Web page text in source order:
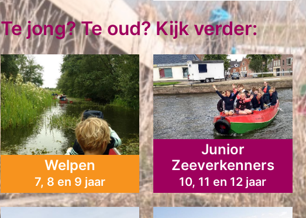
Te jong? Te oud? Kijk verder:
Welpen
7, 8 en 9 jaar
Junior
Zeeverkenners
10, 11 en 12 jaar